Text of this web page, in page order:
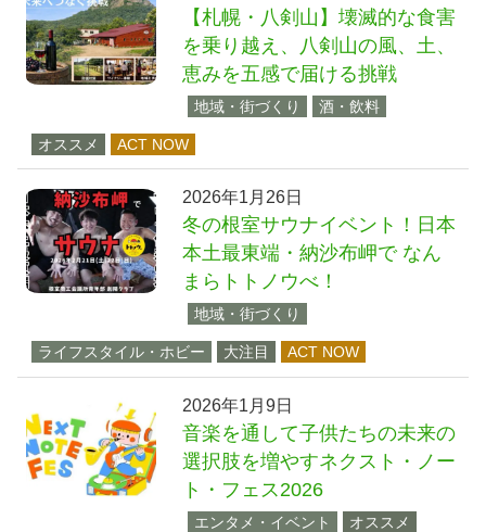
【札幌・八剣山】壊滅的な食害
を乗り越え、八剣山の風、土、
恵みを五感で届ける挑戦
地域・街づくり 酒・飲料
オススメ ACT NOW
2026年1月26日
冬の根室サウナイベント！日本
本土最東端・納沙布岬で なん
まらトトノウべ！
地域・街づくり
ライフスタイル・ホビー 大注目 ACT NOW
2026年1月9日
音楽を通して子供たちの未来の
選択肢を増やすネクスト・ノー
ト・フェス2026
エンタメ・イベント オススメ